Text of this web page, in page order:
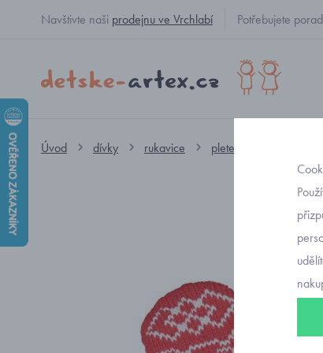
Navštivte naši prodejnu ve Vrchlabí Potřebujete
Úvod dívky rukavice pletené